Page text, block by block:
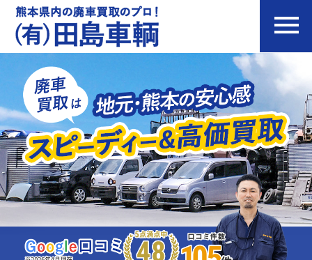
廃車買取
買取実績
お客様の声
よくある質問
会社案内
お問い合わせ
お知らせ&ブログ